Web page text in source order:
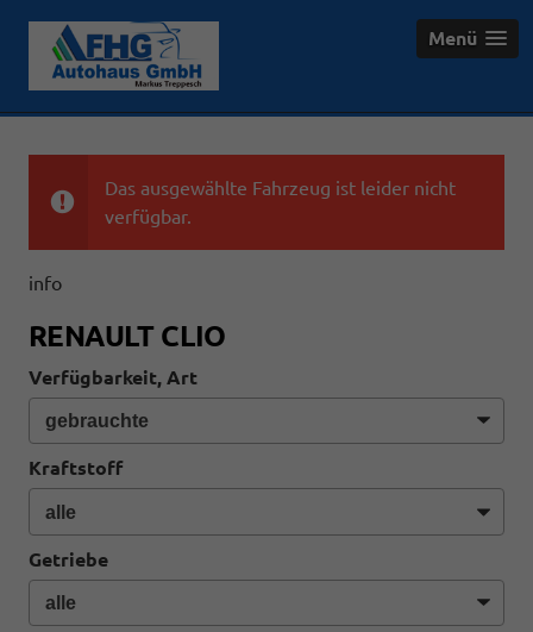
Menü
Das ausgewählte Fahrzeug ist leider nicht
verfügbar.
info
RENAULT CLIO
Verfügbarkeit, Art
Kraftstoff
Getriebe